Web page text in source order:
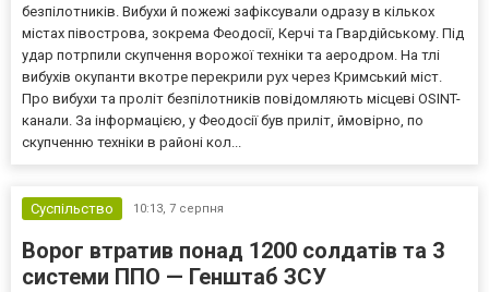
безпілотників. Вибухи й пожежі зафіксували одразу в кількох
містах півострова, зокрема Феодосії, Керчі та Гвардійському. Під
удар потрпили скупчення ворожої техніки та аеродром. На тлі
вибухів окупанти вкотре перекрили рух через Кримський міст.
Про вибухи та проліт безпілотників повідомляють місцеві OSINT-
канали. За інформацією, у Феодосії був приліт, ймовірно, по
скупченню техніки в районі кол...
Суспільство 10:13, 7 серпня
Ворог втратив понад 1200 солдатів та 3
системи ППО — Генштаб ЗСУ